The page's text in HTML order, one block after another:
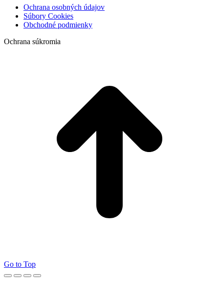
Ochrana osobných údajov
Súbory Cookies
Obchodné podmienky
Ochrana súkromia
Go to Top